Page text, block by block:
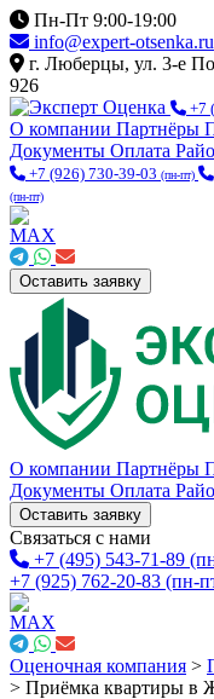
Пн-Пт 9:00-19:00
info@expert-otsenka.ru
г. Люберцы, ул. 3-е
926
+7
О компании Партнёры
Документы Оплата
+7 (926) 730-39-03 (пн-пт)
(пн-пт)
Оставить заявку
О компании Партнёры
Документы Оплата
Оставить заявку
Связаться с нами
+7 (495) 543-71-89
+7 (925) 762-20-83 (пн-
Оценочная компания >
> Приёмка квартиры в